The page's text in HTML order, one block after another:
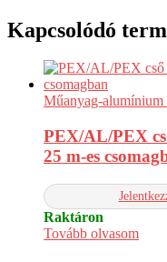
Kapcsolódó
Műanyag-alumínium
PEX/AL/PEX
25 m-es
Raktáron
Tovább olvasom